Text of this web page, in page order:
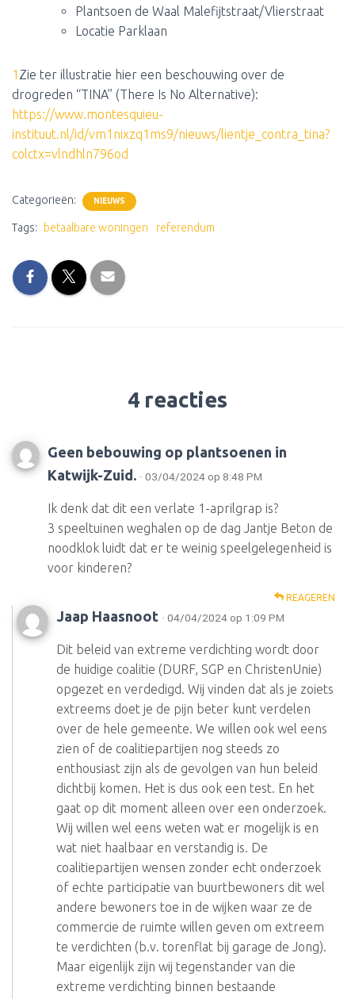
Plantsoen de Waal Malefijtstraat/Vlierstraat
Locatie Parklaan
1 Zie ter illustratie hier een beschouwing over de
drogreden “TINA” (There Is No Alternative):
https://www.montesquieu-
instituut.nl/id/vm1nixzq1ms9/nieuws/lientje_contra_tina?
colctx=vlndhln796od
Categorieën: NIEUWS
Tags: betaalbare woningen referendum
4 reacties
Geen bebouwing op plantsoenen in
Katwijk-Zuid. · 03/04/2024 op 8:48 PM
Ik denk dat dit een verlate 1-aprilgrap is?
3 speeltuinen weghalen op de dag Jantje Beton de
noodklok luidt dat er te weinig speelgelegenheid is
voor kinderen?
REAGEREN
Jaap Haasnoot · 04/04/2024 op 1:09 PM
Dit beleid van extreme verdichting wordt door
de huidige coalitie (DURF, SGP en ChristenUnie)
opgezet en verdedigd. Wij vinden dat als je zoiets
extreems doet je de pijn beter kunt verdelen
over de hele gemeente. We willen ook wel eens
zien of de coalitiepartijen nog steeds zo
enthousiast zijn als de gevolgen van hun beleid
dichtbij komen. Het is dus ook een test. En het
gaat op dit moment alleen over een onderzoek.
Wij willen wel eens weten wat er mogelijk is en
wat niet haalbaar en verstandig is. De
coalitiepartijen wensen zonder echt onderzoek
of echte participatie van buurtbewoners dit wel
andere bewoners toe in de wijken waar ze de
commercie de ruimte willen geven om extreem
te verdichten (b.v. torenflat bij garage de Jong).
Maar eigenlijk zijn wij tegenstander van die
extreme verdichting binnen bestaande